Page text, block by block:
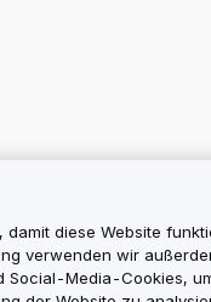
diese Website
verwenden wir
Media-Cookies,